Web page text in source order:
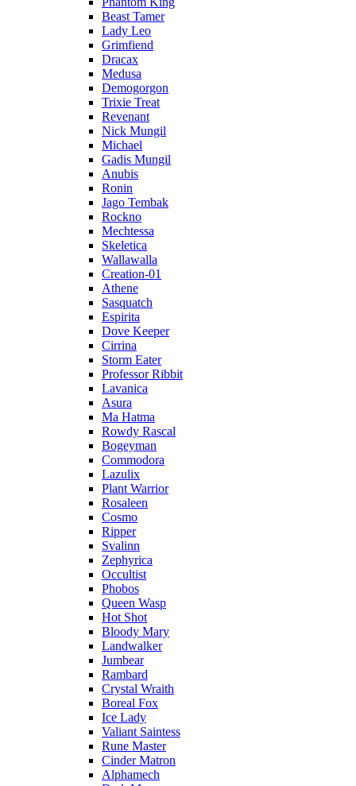
Beast Tamer
Lady Leo
Grimfiend
Dracax
Medusa
Demogorgon
Trixie Treat
Revenant
Nick Mungil
Michael
Gadis Mungil
Anubis
Ronin
Jago Tembak
Rockno
Mechtessa
Skeletica
Wallawalla
Creation-01
Athene
Sasquatch
Espirita
Dove Keeper
Cirrina
Storm Eater
Professor Ribbit
Lavanica
Asura
Ma Hatma
Rowdy Rascal
Bogeyman
Commodora
Lazulix
Plant Warrior
Rosaleen
Cosmo
Ripper
Svalinn
Zephyrica
Occultist
Phobos
Queen Wasp
Hot Shot
Bloody Mary
Landwalker
Jumbear
Rambard
Crystal Wraith
Boreal Fox
Ice Lady
Valiant Saintess
Rune Master
Cinder Matron
Alphamech